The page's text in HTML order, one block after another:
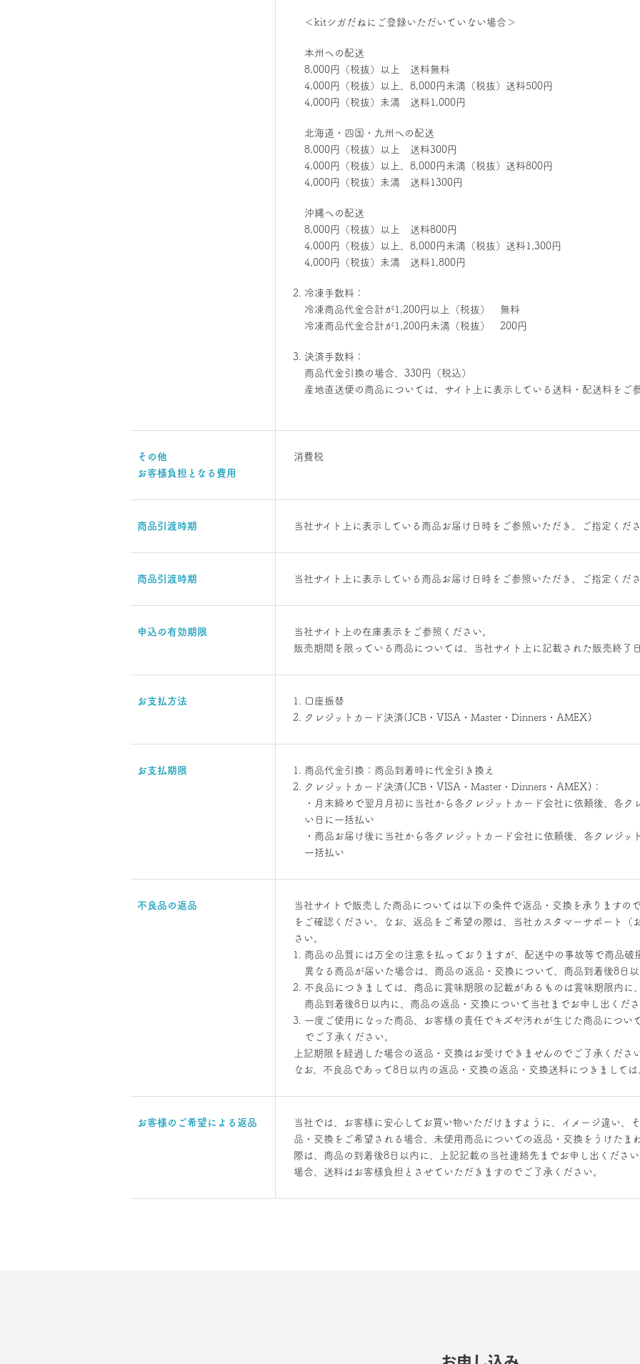
＜kitシガだねにご登録いただいていない場合＞
本州への配送
8,000円（税抜）以上 送料無料
4,000円（税抜）以上、8,000円未満（税抜）送料500円
4,000円（税抜）未満 送料1,000円
北海道・四国・九州への配送
8,000円（税抜）以上 送料300円
4,000円（税抜）以上、8,000円未満（税抜）送料800円
4,000円（税抜）未満 送料1300円
沖縄への配送
8,000円（税抜）以上 送料800円
4,000円（税抜）以上、8,000円未満（税抜）送料1,300円
4,000円（税抜）未満 送料1,800円
冷凍手数料：
冷凍商品代金合計が1,200円以上（税抜） 無料
冷凍商品代金合計が1,200円未満（税抜） 200円
決済手数料：
商品代金引換の場合、330円（税込）
産地直送便の商品については、サイト上に表示している送料・配送料をご
その他
お客様負担となる 費用
消費税
商品引渡時期 当社サイト上に表示している商品お届け日時をご参照いただき、ご指定くださ
商品引渡時期 当社サイト上に表示している商品お届け日時をご参照いただき、ご指定くださ
申込の有効期限
当社サイト上の在庫表示をご参照ください。
販売期間を限っている商品については、当社サイト上に記載された販売終了
お支払方法
口座振替
クレジットカード決済(JCB・VISA・Master・Dinners・AMEX)
お支払期限
商品代金引換：商品到着時に代金引き換え
クレジットカード決済(JCB・VISA・Master・Dinners・AMEX)：
・月末締めで翌月月初に当社から各クレジットカード会社に依頼後、各ク
い日に一括払い
・商品お届け後に当社から各クレジットカード会社に依頼後、各クレジッ
一括払い
不良品の返品
当社サイトで販売した商品については以下の条件で返品・交換を承りますの
をご確認ください。なお、返品をご希望の際は、当社カスタマーサポート（
さい。
商品の品質には万全の注意を払っておりますが、配送中の事故等で商品破
異なる商品が届いた場合は、商品の返品・交換について、商品到着後8日
不良品につきましては、商品に賞味期限の記載があるものは賞味期限内に
商品到着後8日以内に、商品の返品・交換について当社までお申し出くださ
一度ご使用になった商品、お客様の責任でキズや汚れが生じた商品につい
でご了承ください。
上記期限を経過した場合の返品・交換はお受けできませんのでご了承ください
なお、不良品であって8日以内の返品・交換の返品・交換送料につきましては
お客様の ご希望による 返品
当社では、お客様に安心してお買い物いただけますように、イメージ違い、
品・交換をご希望される場合、未使用商品についての返品・交換をうけたま
際は、商品の到着後8日以内に、上記記載の当社連絡先までお申し出くださ
場合、送料はお客様負担とさせていただきますのでご了承ください。